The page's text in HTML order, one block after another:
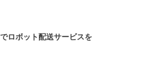
ロボット配送サービスを